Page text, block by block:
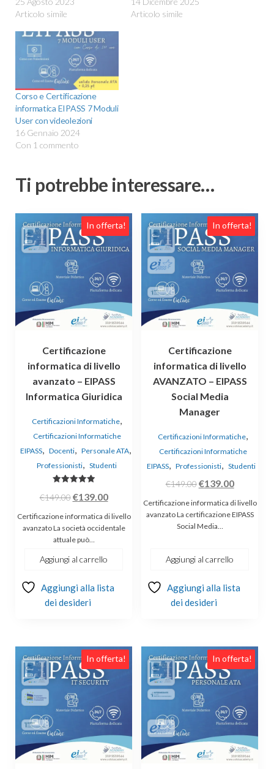
Articolo simile
Articolo simile
Corso e Certificazione
informatica EIPASS 7 Moduli
User con videolezioni
16 Gennaio 2024
Con 1 commento
Ti potrebbe interessare…
In offerta!
Certificazione
informatica di livello
avanzato – EIPASS
Informatica Giuridica
Certificazioni Informatiche,
Certificazioni Informatiche
EIPASS, Docenti, Personale ATA,
Professionisti, Studenti
5.00
€149.00 Il
prezzo
originale
era:
€149.00.
€139.00Il
prezzo
attuale
Certificazione informatica di livello
avanzato La società occidentale
attuale può…
Aggiungi al carrello
Aggiungi alla lista
dei desideri
In offerta!
Certificazione
informatica di livello
AVANZATO – EIPASS
Social Media
Manager
Certificazioni Informatiche,
Certificazioni Informatiche
EIPASS, Professionisti, Studenti
€149.00Il
prezzo
originale
era:
€139.00Il
prezzo
attuale
Certificazione informatica di livello
avanzato La certificazione EIPASS
Social Media…
Aggiungi al carrello
Aggiungi alla lista
dei desideri
In offerta! In offerta!